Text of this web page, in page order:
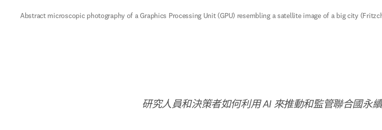
Abstract microscopic photography of a Graphics Processing Unit (GPU) resembling a satellite image of a big city
研究人員和決策者如何利用 AI 來推動和監管聯合國永